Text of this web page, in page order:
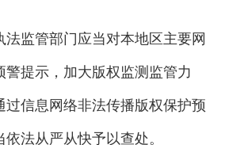
监管部门应当对本地区主要网
警提示，加大版权监测监管力
过信息网络非法传播版权保护预
法从严从快予以查处。